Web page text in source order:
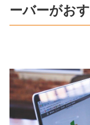
ーバーがお